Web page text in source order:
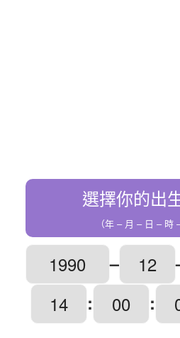
選擇你的出
（年 – 月 – 日 – 時
–
:
: